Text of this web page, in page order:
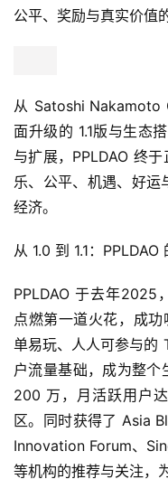
公平、奖励与真实价值
从 Satoshi Nakamoto
面升级的 1.1版与生态
与扩展，PPLDAO 终
乐、公平、机遇、好
经济。
从 1.0 到 1.1：PPLDAO
PPLDAO 于去年2025
点燃第一道火花，成
单易玩、人人可参与的
户流量基础，成为整个
200 万，月活跃用户
区。同时获得了 Asia
Innovation Forum、
等机构的推荐与关注，